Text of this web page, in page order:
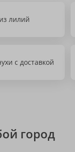
лилий
с доставкой
город